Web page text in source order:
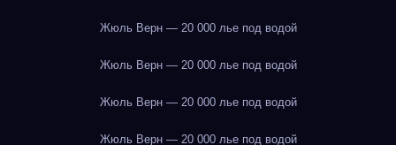
Жюль Верн — 20 000 лье под водой
Жюль Верн — 20 000 лье под водой
Жюль Верн — 20 000 лье под водой
Жюль Верн — 20 000 лье под водой